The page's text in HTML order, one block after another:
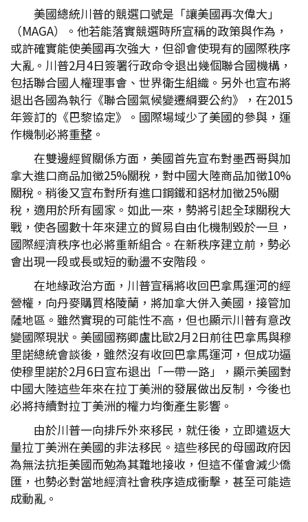
美國總統川普的競選口號是「讓美國再次偉大」
（MAGA）。他若能落實競選時所宣稱的政策與作為，
或許確實能使美國再次強大，但卻會使現有的國際秩序
大亂。川普2月4日簽署行政命令退出幾個聯合國機構，
包括聯合國人權理事會、世界衛生組織。另外也宣布將
退出各國為執行《聯合國氣候變遷綱要公約》，在2015
年簽訂的《巴黎協定》。國際場域少了美國的參與，運
作機制必將重整。
在雙邊經貿關係方面，美國首先宣布對墨西哥與加
拿大進口商品加徵25%關稅，對中國大陸商品加徵10%
關稅。稍後又宣布對所有進口鋼鐵和鋁材加徵25%關
稅，適用於所有國家。如此一來，勢將引起全球關稅大
戰，使各國數十年來建立的貿易自由化機制毀於一旦，
國際經濟秩序也必將重新組合。在新秩序建立前，勢必
會出現一段或長或短的動盪不安階段。
在地緣政治方面，川普宣稱將收回巴拿馬運河的經
營權，向丹麥購買格陵蘭，將加拿大併入美國，接管加
薩地區。雖然實現的可能性不高，但也顯示川普有意改
變國際現狀。美國國務卿盧比歐2月2日前往巴拿馬與穆
里諾總統會談後，雖然沒有收回巴拿馬運河，但成功逼
使穆里諾於2月6日宣布退出「一帶一路」，顯示美國對
中國大陸這些年來在拉丁美洲的發展做出反制，今後也
必將持續對拉丁美洲的權力均衡產生影響。
由於川普一向排斥外來移民，就任後，立即遣返大
量拉丁美洲在美國的非法移民。這些移民的母國政府因
為無法抗拒美國而勉為其難地接收，但這不僅會減少僑
匯，也勢必對當地經濟社會秩序造成衝擊，甚至可能造
成動亂。